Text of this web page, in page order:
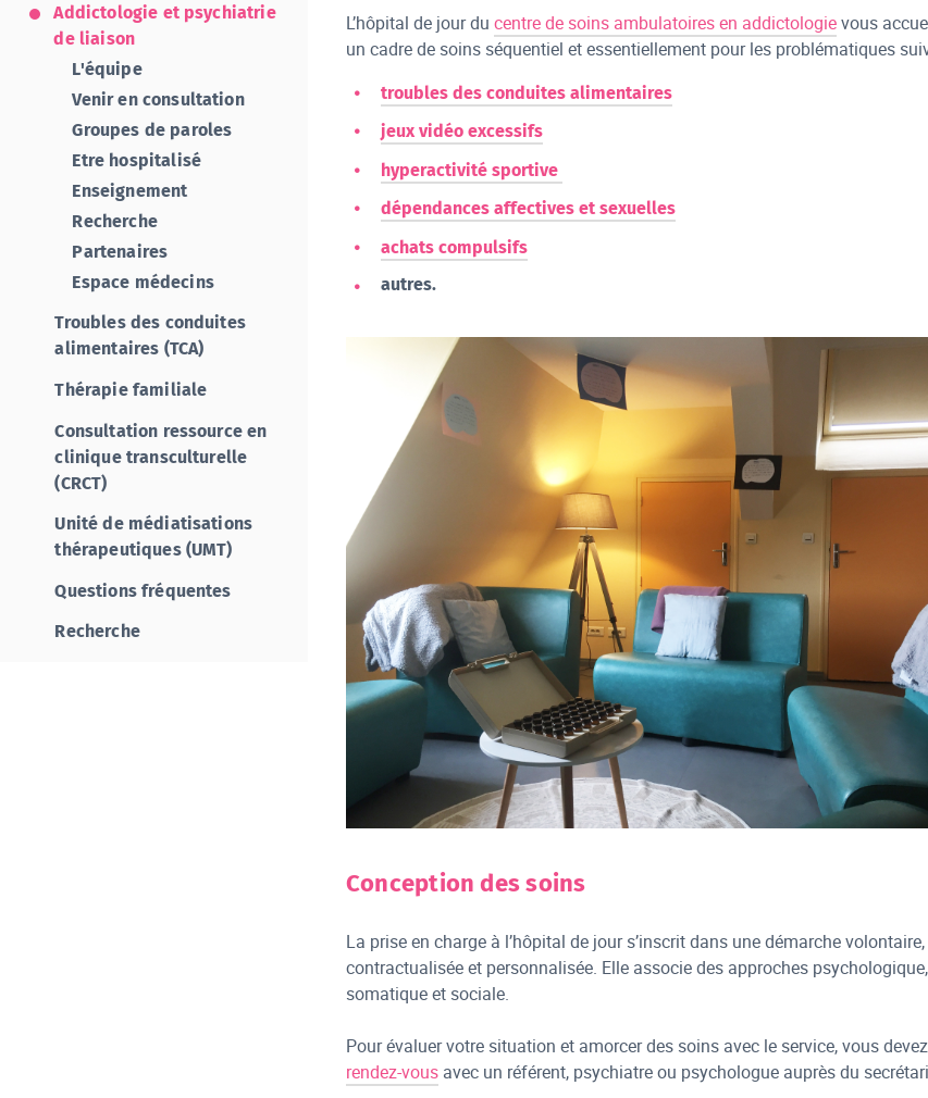
L’hôpital de jour du centre de soins ambulatoires en addictologievous
un cadre de soins séquentiel et essentiellement pour les problématiques
troubles des conduites alimentaires
jeux vidéo excessifs
hyperactivité sportive
dépendances affectives et sexuelles
achats compulsifs
autres.
Conception des soins
La prise en charge à l’hôpital de jour s’inscrit dans une démarche volontaire,
contractualisée et personnalisée. Elle associe des approches psychologique,
somatique et sociale.
Pour évaluer votre situation et amorcer des soins avec le service, vous devez
rendez-vousavec un référent, psychiatre ou psychologue auprès du
Addictologie et psychiatrie
de liaison
L'équipe
Venir en consultation
Groupes de paroles
Etre hospitalisé
Enseignement
Recherche
Partenaires
Espace médecins
Troubles des conduites
alimentaires (TCA)
Thérapie familiale
Consultation ressource en
clinique transculturelle
(CRCT)
Unité de médiatisations
thérapeutiques (UMT)
Questions fréquentes
Recherche